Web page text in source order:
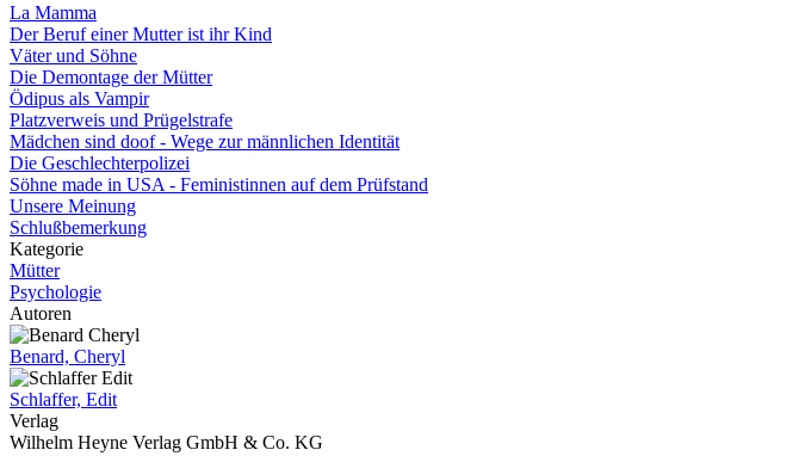
La Mamma
Der Beruf einer Mutter ist ihr Kind
Väter und Söhne
Die Demontage der Mütter
Ödipus als Vampir
Platzverweis und Prügelstrafe
Mädchen sind doof - Wege zur männlichen Identität
Die Geschlechterpolizei
Söhne made in USA - Feministinnen auf dem Prüfstand
Unsere Meinung
Schlußbemerkung
Kategorie
Mütter
Psychologie
Autoren
Benard, Cheryl
Schlaffer, Edit
Verlag
Wilhelm Heyne Verlag GmbH & Co. KG